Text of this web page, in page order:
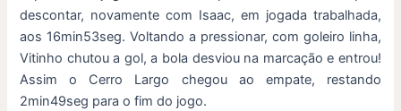
descontar, novamente com Isaac, em jogada trabalhada,
aos 16min53seg. Voltando a pressionar, com goleiro linha,
Vitinho chutou a gol, a bola desviou na marcação e entrou!
Assim o Cerro Largo chegou ao empate, restando
2min49seg para o fim do jogo.